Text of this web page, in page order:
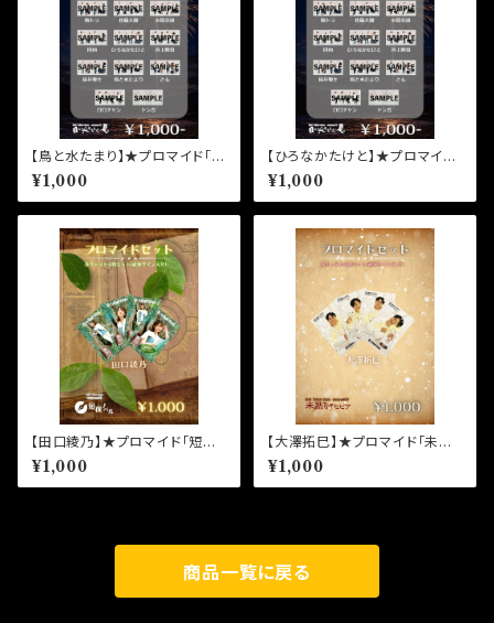
【鳥と水たまり】★プロマイド「目
に沁みるんだ、夏。」柳沢修平
¥1,000
【ひろなかたけと】★プロマイド
「目に沁みるんだ、夏。」野崎伊
織
¥1,000
【田口綾乃】★プロマイド「短夜
ノベル」槌屋樹季
¥1,000
【大澤拓巳】★プロマイド「未熟
なセピア」坂井光
¥1,000
商品一覧に戻る